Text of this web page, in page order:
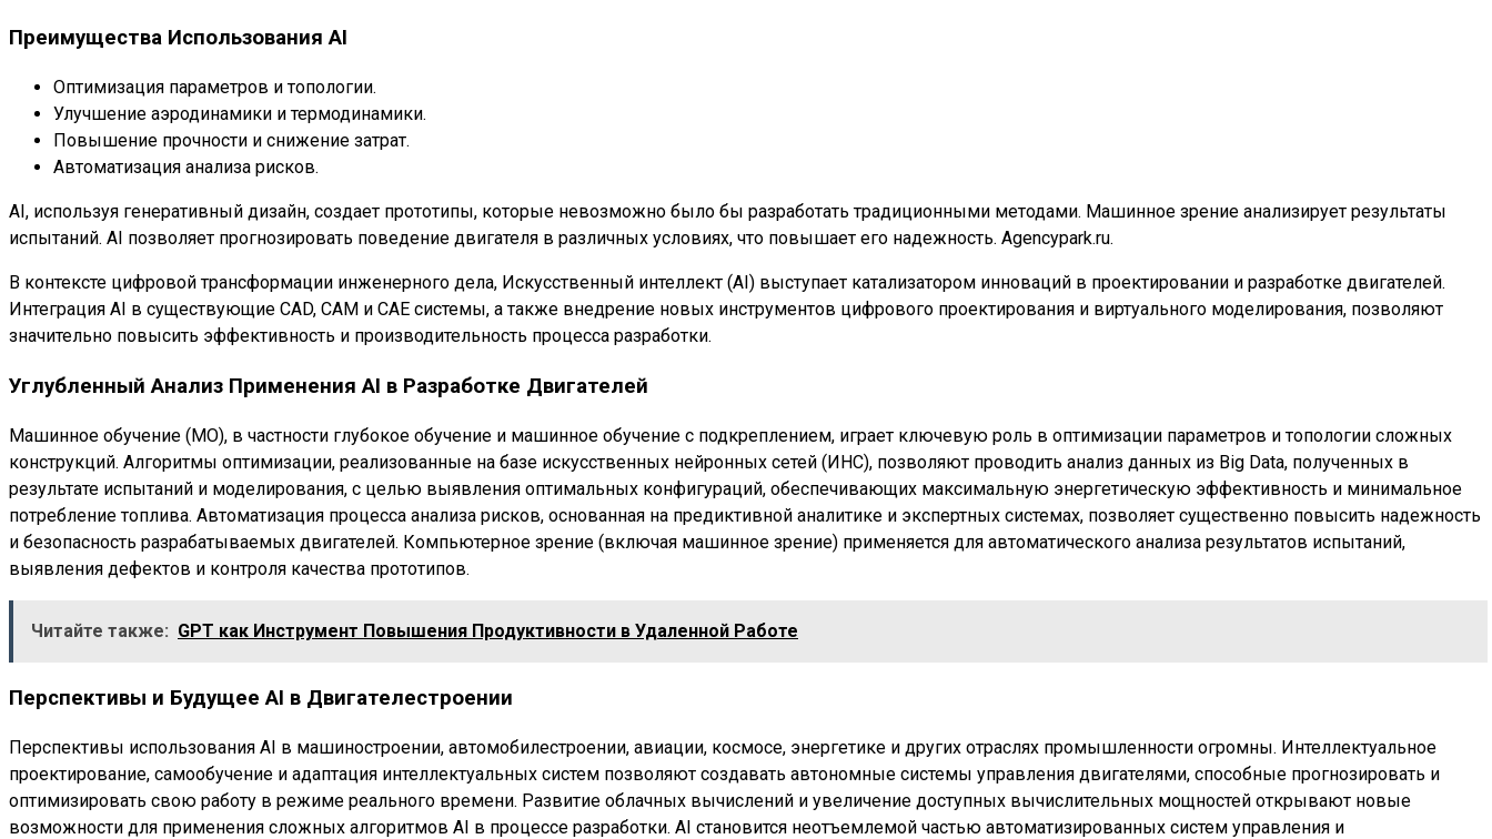
Преимущества Использования AI
Оптимизация параметров и топологии.
Улучшение аэродинамики и термодинамики.
Повышение прочности и снижение затрат.
Автоматизация анализа рисков.
AI, используя генеративный дизайн, создает прототипы, которые невозможно было бы разработать традиционными методами. Машинное зрение анализирует результаты
испытаний. AI позволяет прогнозировать поведение двигателя в различных условиях, что повышает его надежность. Agencypark.ru.
В контексте цифровой трансформации инженерного дела, Искусственный интеллект (AI) выступает катализатором инноваций в проектировании и разработке двигателей.
Интеграция AI в существующие CAD, CAM и CAE системы, а также внедрение новых инструментов цифрового проектирования и виртуального моделирования, позволяют
значительно повысить эффективность и производительность процесса разработки.
Углубленный Анализ Применения AI в Разработке Двигателей
Машинное обучение (МО), в частности глубокое обучение и машинное обучение с подкреплением, играет ключевую роль в оптимизации параметров и топологии сложных
конструкций. Алгоритмы оптимизации, реализованные на базе искусственных нейронных сетей (ИНС), позволяют проводить анализ данных из Big Data, полученных в
результате испытаний и моделирования, с целью выявления оптимальных конфигураций, обеспечивающих максимальную энергетическую эффективность и минимальное
потребление топлива. Автоматизация процесса анализа рисков, основанная на предиктивной аналитике и экспертных системах, позволяет существенно повысить надежность
и безопасность разрабатываемых двигателей. Компьютерное зрение (включая машинное зрение) применяется для автоматического анализа результатов испытаний,
выявления дефектов и контроля качества прототипов.
Читайте также: GPT как Инструмент Повышения Продуктивности в Удаленной Работе
Перспективы и Будущее AI в Двигателестроении
Перспективы использования AI в машиностроении, автомобилестроении, авиации, космосе, энергетике и других отраслях промышленности огромны. Интеллектуальное
проектирование, самообучение и адаптация интеллектуальных систем позволяют создавать автономные системы управления двигателями, способные прогнозировать и
оптимизировать свою работу в режиме реального времени. Развитие облачных вычислений и увеличение доступных вычислительных мощностей открывают новые
возможности для применения сложных алгоритмов AI в процессе разработки. AI становится неотъемлемой частью автоматизированных систем управления и